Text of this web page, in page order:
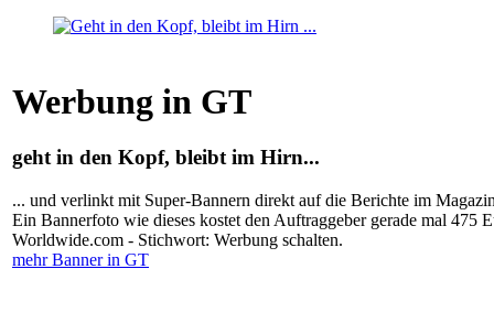
Werbung in GT
geht in den Kopf, bleibt im Hirn...
... und verlinkt mit Super-Bannern direkt auf die Berichte im
Ein Bannerfoto wie dieses kostet den Auftraggeber gerade mal
Worldwide.com - Stichwort: Werbung schalten.
mehr Banner in GT